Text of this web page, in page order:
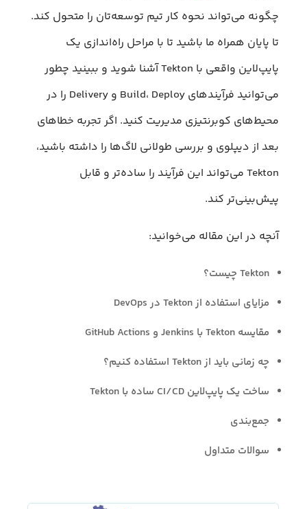
چگونه می‌تواند نحوه کار تیم توسعه‌تان را متحول کند.
تا پایان همراه ما باشید تا با مراحل راه‌اندازی یک
پایپ‌لاین واقعی با Tekton آشنا شوید و ببینید چطور
می‌توانید فرآیندهای Build، Deploy و Delivery را در
محیط‌های کوبرنتیزی مدیریت کنید. اگر تجربه خطاهای
بعد از دیپلوی و بررسی طولانی لاگ‌ها را داشته باشید،
Tekton می‌تواند این فرآیند را ساده‌تر و قابل
پیش‌بینی‌تر کند.
آنچه در این مقاله می‌خوانید:
Tekton چیست؟
مزایای استفاده از Tekton در DevOps
مقایسه Tekton با Jenkins و GitHub Actions
چه زمانی باید از Tekton استفاده کنیم؟
ساخت یک پایپ‌لاین CI/CD ساده با Tekton
جمع‌بندی
سوالات متداول